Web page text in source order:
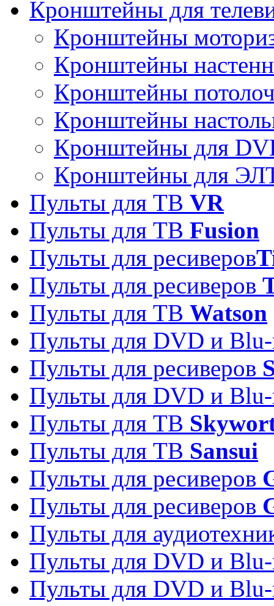
Кронштейны для
Кронштейны
Кронштейны
Кронштейны
Кронштейны
Кронштейны для
Кронштейны для
Пульты для ТВ VR
Пульты для ТВ Fusion
Пульты для ресиверов
Пульты для ресиверов
Пульты для ТВ Watson
Пульты для DVD и
Пульты для ресиверов
Пульты для DVD и
Пульты для ТВ
Пульты для ТВ Sansui
Пульты для ресиверов
Пульты для ресиверов
Пульты для
Пульты для DVD и
Пульты для DVD и